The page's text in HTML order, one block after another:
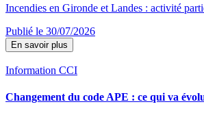
Incendies en Gironde et Landes : activité
Publié le 30/07/2026
En savoir plus
Information CCI
Changement du code APE : ce qui va